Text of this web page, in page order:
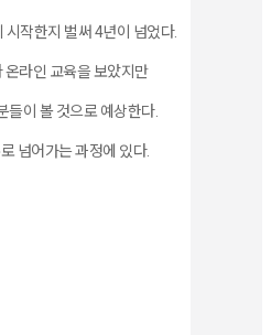
작한지 벌써 4년이 넘었다.
온라인 교육을 보았지만
들이 볼 것으로 예상한다.
넘어가는 과정에 있다.